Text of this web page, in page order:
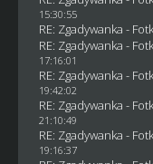
15:30:55
RE: Zgadywanka -
RE: Zgadywanka -
17:16:01
RE: Zgadywanka -
19:42:02
RE: Zgadywanka -
21:10:49
RE: Zgadywanka -
19:16:37